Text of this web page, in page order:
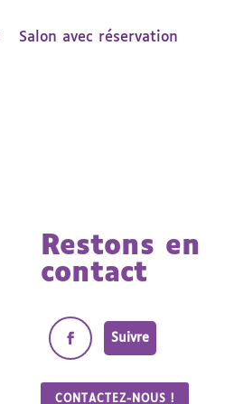
Salon avec réservation
Restons en
contact
Suivre
CONTACTEZ-NOUS !